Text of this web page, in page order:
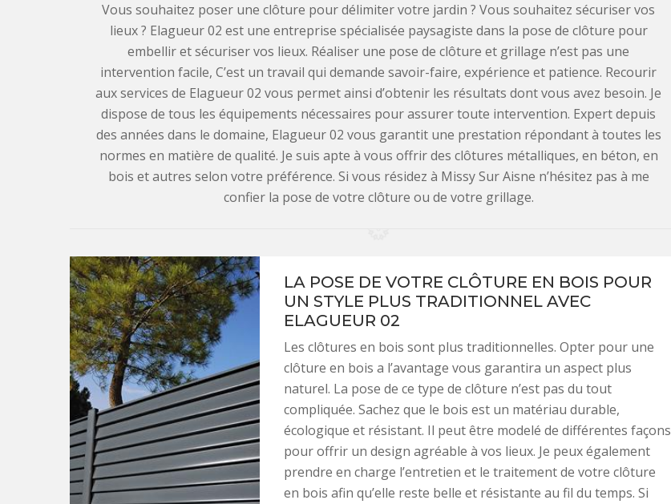
Vous souhaitez poser une clôture pour délimiter votre jardin ? Vous souhaitez sécuriser vos
lieux ? Elagueur 02 est une entreprise spécialisée paysagiste dans la pose de clôture pour
embellir et sécuriser vos lieux. Réaliser une pose de clôture et grillage n’est pas une
intervention facile, C’est un travail qui demande savoir-faire, expérience et patience. Recourir
aux services de Elagueur 02 vous permet ainsi d’obtenir les résultats dont vous avez besoin. Je
dispose de tous les équipements nécessaires pour assurer toute intervention. Expert depuis
des années dans le domaine, Elagueur 02 vous garantit une prestation répondant à toutes les
normes en matière de qualité. Je suis apte à vous offrir des clôtures métalliques, en béton, en
bois et autres selon votre préférence. Si vous résidez à Missy Sur Aisne n’hésitez pas à me
confier la pose de votre clôture ou de votre grillage.
LA POSE DE VOTRE CLÔTURE EN BOIS POUR
UN STYLE PLUS TRADITIONNEL AVEC
ELAGUEUR 02
Les clôtures en bois sont plus traditionnelles. Opter pour une
clôture en bois a l’avantage vous garantira un aspect plus
naturel. La pose de ce type de clôture n’est pas du tout
compliquée. Sachez que le bois est un matériau durable,
écologique et résistant. Il peut être modelé de différentes façons
pour offrir un design agréable à vos lieux. Je peux également
prendre en charge l’entretien et le traitement de votre clôture
en bois afin qu’elle reste belle et résistante au fil du temps. Si